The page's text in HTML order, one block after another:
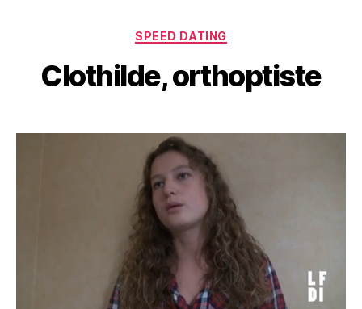
Catégories
SPEED DATING
Clothilde, orthoptiste